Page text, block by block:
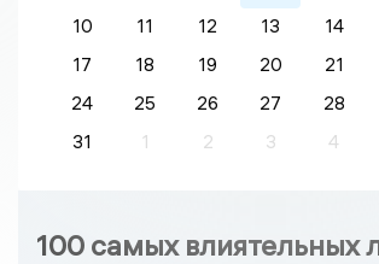
10
11 12 13 14
17
18 19 20 21
24
25 26 27 28
31
1 2 3 4
100 самых влиятельных